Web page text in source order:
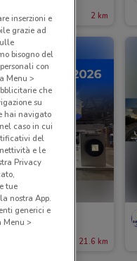
2 km
Euromaster
21.6 km
inserzioni e
grazie ad
bisogno del
con
Menu >
che
su
hai navigato
caso in cui
del
e le
Privacy
tue
nostra App.
generici e
Menu >